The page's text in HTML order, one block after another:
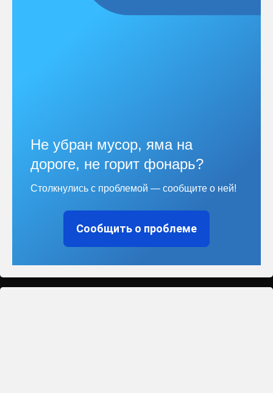
Не убран мусор, яма на
дороге, не горит фонарь?
Столкнулись с проблемой — сообщите о ней!
Сообщить о проблеме